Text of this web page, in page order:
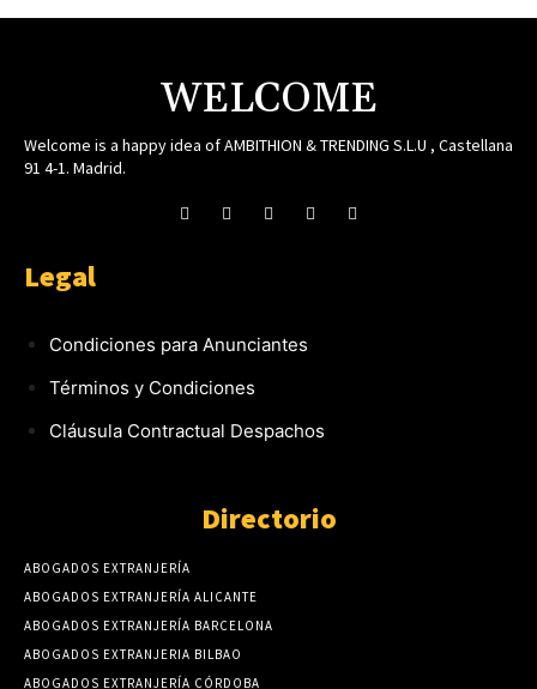
WELCOME
Welcome is a happy idea of AMBITHION & TRENDING S.L.U , Castellana
91 4-1. Madrid.
Legal
Condiciones para Anunciantes
Términos y Condiciones
Cláusula Contractual Despachos
Directorio
ABOGADOS EXTRANJERÍA
ABOGADOS EXTRANJERÍA ALICANTE
ABOGADOS EXTRANJERÍA BARCELONA
ABOGADOS EXTRANJERIA BILBAO
ABOGADOS EXTRANJERÍA CÓRDOBA